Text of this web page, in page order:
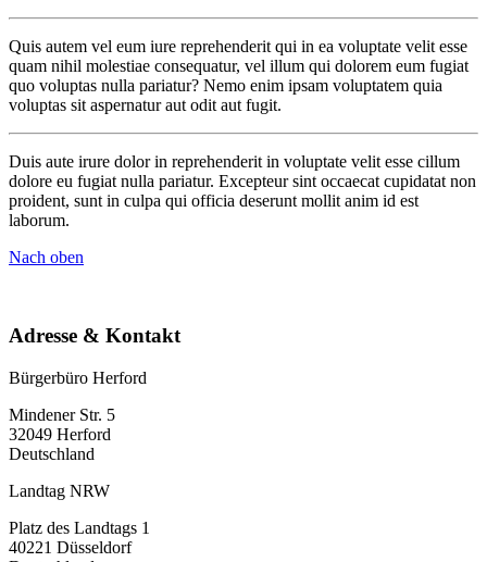
Quis autem vel eum iure reprehenderit qui in ea voluptate velit esse
quam nihil molestiae consequatur, vel illum qui dolorem eum fugiat
quo voluptas nulla pariatur? Nemo enim ipsam voluptatem quia
voluptas sit aspernatur aut odit aut fugit.
Duis aute irure dolor in reprehenderit in voluptate velit esse cillum
dolore eu fugiat nulla pariatur. Excepteur sint occaecat cupidatat non
proident, sunt in culpa qui officia deserunt mollit anim id est
laborum.
Nach oben
Adresse & Kontakt
Bürgerbüro Herford
Mindener Str. 5
32049 Herford
Deutschland
Landtag NRW
Platz des Landtags 1
40221 Düsseldorf